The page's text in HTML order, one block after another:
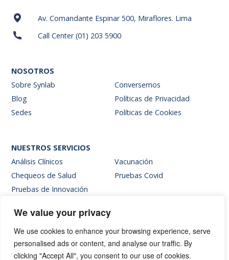
We value your privacy
We use cookies to enhance your browsing experience, serve
personalised ads or content, and analyse our traffic. By
clicking "Accept All", you consent to our use of cookies.
Av. Comandante Espinar 500, Miraflores. Lima
Call Center (01) 203 5900
NOSOTROS
Sobre Synlab
Blog
Sedes
Conversemos
Políticas de Privacidad
Políticas de Cookies
NUESTROS SERVICIOS
Análisis Clínicos
Chequeos de Salud
Pruebas de Innovación
Vacunación
Pruebas Covid
Web de resultados